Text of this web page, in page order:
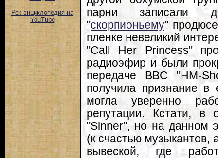
Рок-энциклопедия на
YouTube
парни записали
"скорпионьему"
пленке невеликий
"Call Her Princess"
радиоэфир и были
передаче BBC "HM-
получила признание в
могла уверенно
репутации. Кстати, в
"Sinner", но на данном
(к счастью музыкантов,
вывеской, где